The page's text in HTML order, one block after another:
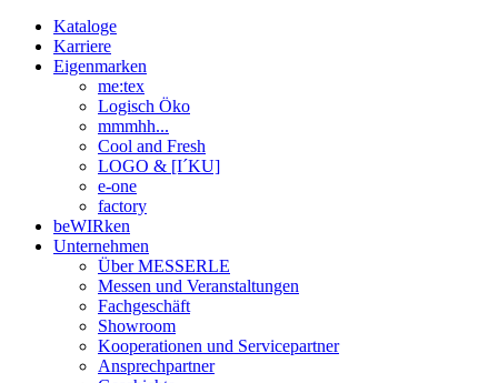
Kataloge
Karriere
Eigenmarken
me:tex
Logisch Öko
mmmhh...
Cool and Fresh
LOGO & [I´KU]
e-one
factory
beWIRken
Unternehmen
Über MESSERLE
Messen und Veranstaltungen
Fachgeschäft
Showroom
Kooperationen und Servicepartner
Ansprechpartner